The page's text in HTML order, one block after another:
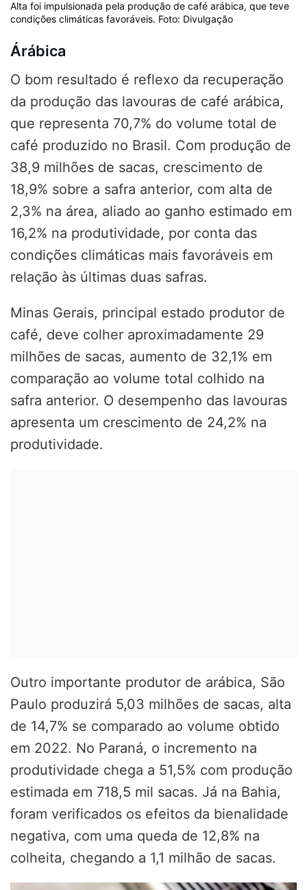
Alta foi impulsionada pela produção de café arábica, que teve
condições climáticas favoráveis. Foto: Divulgação
Árábica
O bom resultado é reflexo da recuperação
da produção das lavouras de café arábica,
que representa 70,7% do volume total de
café produzido no Brasil. Com produção de
38,9 milhões de sacas, crescimento de
18,9% sobre a safra anterior, com alta de
2,3% na área, aliado ao ganho estimado em
16,2% na produtividade, por conta das
condições climáticas mais favoráveis em
relação às últimas duas safras.
Minas Gerais, principal estado produtor de
café, deve colher aproximadamente 29
milhões de sacas, aumento de 32,1% em
comparação ao volume total colhido na
safra anterior. O desempenho das lavouras
apresenta um crescimento de 24,2% na
produtividade.
Outro importante produtor de arábica, São
Paulo produzirá 5,03 milhões de sacas, alta
de 14,7% se comparado ao volume obtido
em 2022. No Paraná, o incremento na
produtividade chega a 51,5% com produção
estimada em 718,5 mil sacas. Já na Bahia,
foram verificados os efeitos da bienalidade
negativa, com uma queda de 12,8% na
colheita, chegando a 1,1 milhão de sacas.